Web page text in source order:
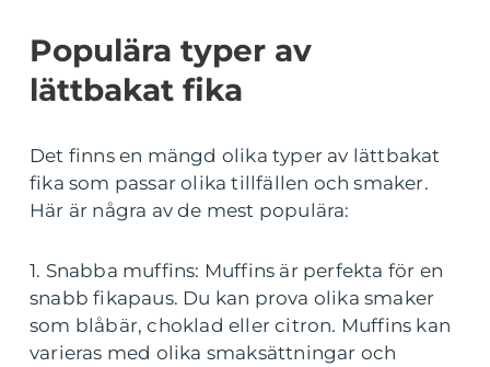
Populära typer av
lättbakat fika
Det finns en mängd olika typer av lättbakat
fika som passar olika tillfällen och smaker.
Här är några av de mest populära:
1. Snabba muffins: Muffins är perfekta för en
snabb fikapaus. Du kan prova olika smaker
som blåbär, choklad eller citron. Muffins kan
varieras med olika smaksättningar och